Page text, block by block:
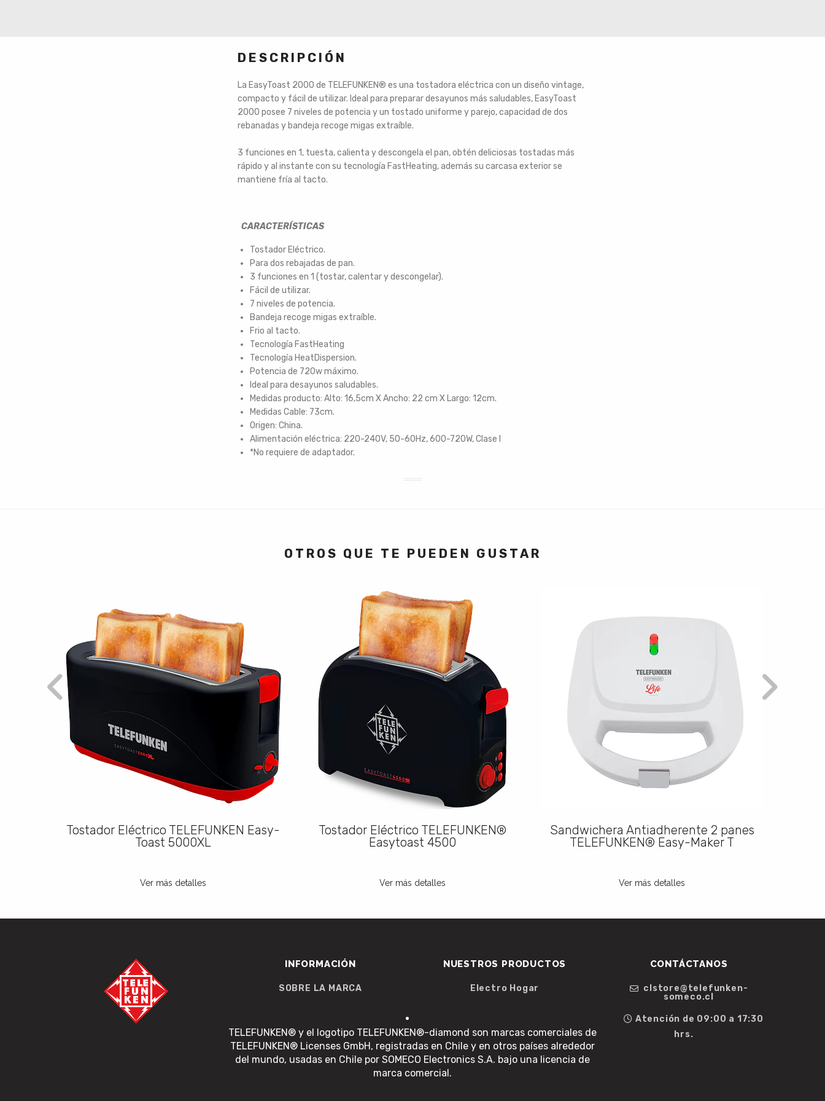
DESCRIPCIÓN
La EasyToast 2000 de TELEFUNKEN® es una tostadora eléctrica con un diseño vintage,
compacto y fácil de utilizar. Ideal para preparar desayunos más saludables, EasyToast
2000 posee 7 niveles de potencia y un tostado uniforme y parejo, capacidad de dos
rebanadas y bandeja recoge migas extraíble.
3 funciones en 1, tuesta, calienta y descongela el pan, obtén deliciosas tostadas más
rápido y al instante con su tecnología FastHeating, además su carcasa exterior se
mantiene fría al tacto.
CARACTERÍSTICAS
Tostador Eléctrico.
Para dos rebajadas de pan.
3 funciones en 1 (tostar, calentar y descongelar).
Fácil de utilizar.
7 niveles de potencia.
Bandeja recoge migas extraíble.
Frio al tacto.
Tecnología FastHeating
Tecnología HeatDispersion.
Potencia de 720w máximo.
Ideal para desayunos saludables.
Medidas producto: Alto: 16,5cm X Ancho: 22 cm X Largo: 12cm.
Medidas Cable: 73cm.
Origen: China.
Alimentación eléctrica: 220-240V, 50-60Hz, 600-720W, Clase I
*No requiere de adaptador.
OTROS QUE TE PUEDEN GUSTAR
Tostador Eléctrico TELEFUNKEN Easy-
Toast 5000XL
Ver más detalles
Tostador Eléctrico TELEFUNKEN®
Easytoast 4500
Ver más detalles
Sandwichera Antiadherente 2 panes
TELEFUNKEN® Easy-Maker T
Ver más detalles
INFORMACIÓN
SOBRE LA MARCA
NUESTROS PRODUCTOS
Electro Hogar
TELEFUNKEN® y el logotipo TELEFUNKEN®-diamond son marcas comerciales de
TELEFUNKEN® Licenses GmbH, registradas en Chile y en otros países alrededor
del mundo, usadas en Chile por SOMECO Electronics S.A. bajo una licencia de
marca comercial.
CONTÁCTANOS
clstore@telefunken-
someco.cl
Atención de 09:00 a 17:30
hrs.